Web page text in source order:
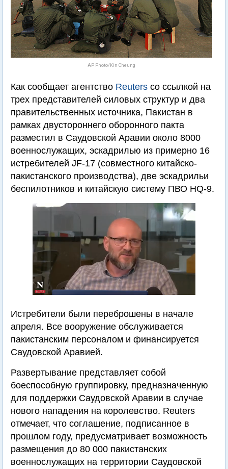
AP Photo/Kin Cheung
Как сообщает агентство Reuters со ссылкой на
трех представителей силовых структур и два
правительственных источника, Пакистан в
рамках двустороннего оборонного пакта
разместил в Саудовской Аравии около 8000
военнослужащих, эскадрилью из примерно 16
истребителей JF-17 (совместного китайско-
пакистанского производства), две эскадрильи
беспилотников и китайскую систему ПВО HQ-9.
Истребители были переброшены в начале
апреля. Все вооружение обслуживается
пакистанским персоналом и финансируется
Саудовской Аравией.
Развертывание представляет собой
боеспособную группировку, предназначенную
для поддержки Саудовской Аравии в случае
нового нападения на королевство. Reuters
отмечает, что соглашение, подписанное в
прошлом году, предусматривает возможность
размещения до 80 000 пакистанских
военнослужащих на территории Саудовской